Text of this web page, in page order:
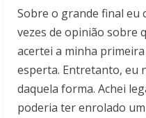
Sobre o grande final eu
vezes de opinião sobre
acertei a minha
esperta. Entretanto, eu
daquela forma. Achei
poderia ter enrolado